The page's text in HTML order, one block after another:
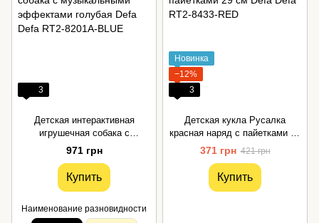
3
Детская интерактивная
игрушечная собака с
музыкальными эффектами
голубая Defa
971 грн
Купить
Наименование разновидности
Новинка
−12%
3
Детская кукла Русалка
красная наряд с пайетками 29
см Defa
371 грн 421 грн
Купить